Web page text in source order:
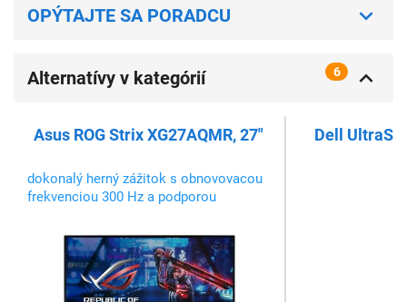
OPÝTAJTE SA PORADCU
Alternatívy v kategórií
6
Asus ROG Strix XG27AQMR, 27"
dokonalý herný zážitok s obnovovacou
frekvenciou 300 Hz a podporou
Dell